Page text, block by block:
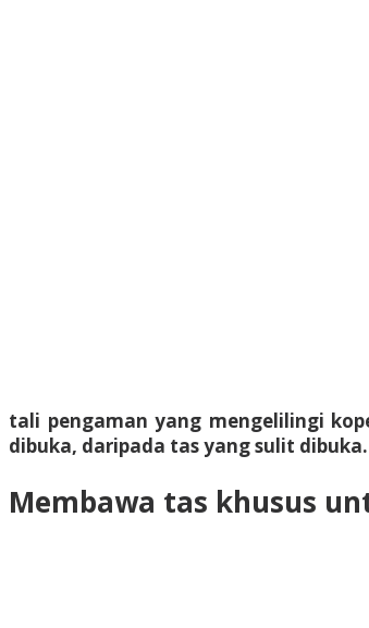
tali pengaman yang mengelilingi
dibuka, daripada tas yang sulit dibuka.
Membawa tas khusus